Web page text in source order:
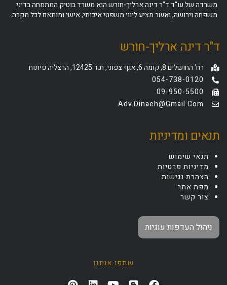
משרדה של עו"ד ד"ר דינה ארליך-חורש הוא משרד בוטיק המתמחה בדיני
משפחה וירושה, ואשר מציע ליווי משפטי איכותי, אישי ומותאם לכל מקרה.
ד"ר דינה ארליך-חורש
רח' החושלים 8, קומה 6, אגף צפוני, ת.ד 12425, הרצליה פיתוח
054-738-0120
09-950-5500
Adv.dinaeh@gmail.com
תנאים ומדיניות
תנאי שימוש
מדיניות פרטיות
הצהרת נגישות
מפת אתר
צור קשר
ניהול העדפות עוגיות
שתפו אותנו